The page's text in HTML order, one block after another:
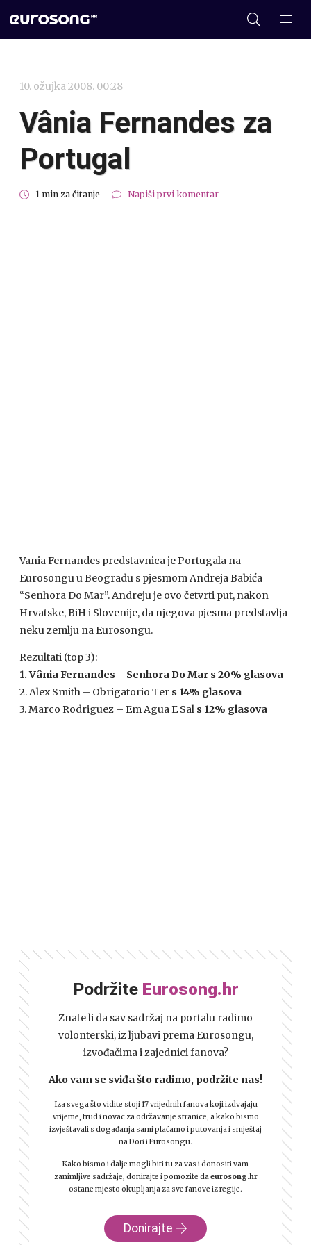
10. ožujka 2008. 00:28
Vânia Fernandes za
Portugal
1 min za čitanje Napiši prvi komentar
Vania Fernandes predstavnica je Portugala na
Eurosongu u Beogradu s pjesmom Andreja Babića
“Senhora Do Mar”. Andreju je ovo četvrti put, nakon
Hrvatske, BiH i Slovenije, da njegova pjesma predstavlja
neku zemlju na Eurosongu.
Rezultati (top 3):
1. Vânia Fernandes – Senhora Do Mar s 20% glasova
2. Alex Smith – Obrigatorio Ter s 14% glasova
3. Marco Rodriguez – Em Agua E Sal s 12% glasova
Podržite Eurosong.hr
Znate li da sav sadržaj na portalu radimo
volonterski, iz ljubavi prema Eurosongu,
izvođačima i zajednici fanova?
Ako vam se sviđa što radimo, podržite nas!
Iza svega što vidite stoji 17 vrijednih fanova koji izdvajaju
vrijeme, trud i novac za održavanje stranice, a kako bismo
izvještavali s događanja sami plaćamo i putovanja i smještaj
na Dori i Eurosongu.
Kako bismo i dalje mogli biti tu za vas i donositi vam
zanimljive sadržaje, donirajte i pomozite daeurosong.hr
ostane mjesto okupljanja za sve fanove iz regije.
Donirajte